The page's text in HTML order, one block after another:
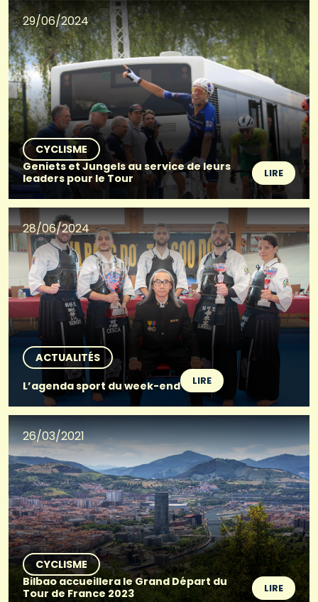
29/06/2024
CYCLISME
Geniets et Jungels au service de leurs
leaders pour le Tour
LIRE
28/06/2024
ACTUALITÉS
L’agenda sport du week-end
LIRE
26/03/2021
CYCLISME
Bilbao accueillera le Grand Départ du
Tour de France 2023
LIRE